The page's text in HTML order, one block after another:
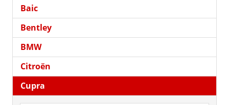
Baic
Bentley
BMW
Citroën
Cupra